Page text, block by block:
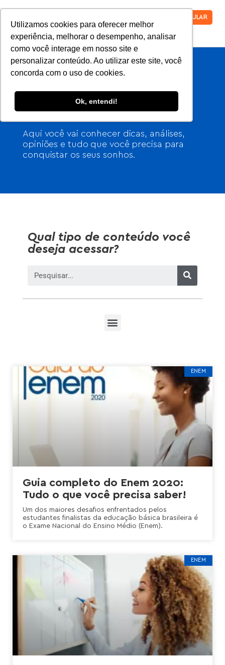
Utilizamos cookies para oferecer melhor
experiência, melhorar o desempenho, analisar
como você interage em nosso site e
personalizar conteúdo. Ao utilizar este site, você
concorda com o uso de cookies.
Ok, entendi!
VESTIBULAR
Bem-vindo ao
nosso blog
Aqui você vai conhecer dicas, análises,
opiniões e tudo que você precisa para
conquistar os seus sonhos.
Qual tipo de conteúdo você
deseja acessar?
ENEM
Guia completo do Enem 2020:
Tudo o que você precisa saber!
Um dos maiores desafios enfrentados pelos
estudantes finalistas da educação básica brasileira é
o Exame Nacional do Ensino Médio (Enem).
ENEM